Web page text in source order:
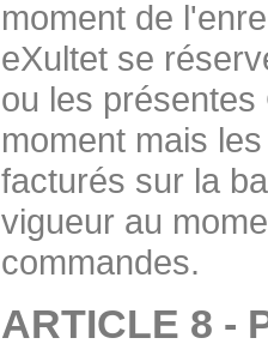
moment de
eXultet se
ou les
moment mais
facturés sur la
vigueur au
commandes.
ARTICLE 8 -